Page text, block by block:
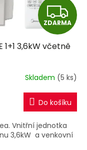
Z
D
A
R
M
A
ZDARMA
1+1 3,6kW včetně
Skladem (5 ks)
Do košíku
Vnitřní jednotka
3,6kW a venkovní